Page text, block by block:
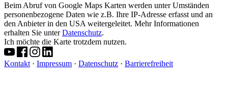
Beim Abruf von Google Maps Karten werden unter Umständen
personenbezogene Daten wie z.B. Ihre IP-Adresse erfasst und an
den Anbieter in den USA weitergeleitet. Mehr Informationen
erhalten Sie unterDatenschutz.
Ich möchte die Karte trotzdem nutzen.
Kontakt · Impressum · Datenschutz · Barrierefreiheit